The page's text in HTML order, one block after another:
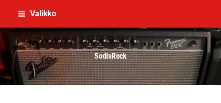
Siirry
sisältöön
Valikko
SodisRock